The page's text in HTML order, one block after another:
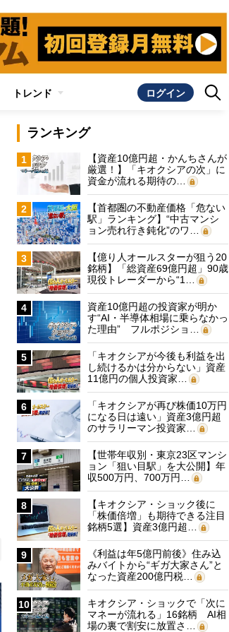
トレンド ログイン
ランキング
1
【資産10億円超・かんちさんが
厳選！】「キオクシアの次」に
資金が流れる期待の…
2
【首都圏の不動産価格「危ない
駅」ランキング】“中古マンシ
ョン売れ行き鈍化”のワ…
3
【億り人オールスターが狙う20
銘柄】「総資産69億円超」90歳
現役トレーダーから“1…
4
資産10億円超の投資家が明か
す“AI・半導体相場に乗らなかっ
た理由” フルポジショ…
5
「キオクシアが今後も利益を出
し続けるかは分からない」資産
11億円の個人投資家…
6
「キオクシアが再び株価10万円
になる日は遠い」資産3億円超
のサラリーマン投資家…
7
【世帯年収別・東京23区マンシ
ョン「狙い目駅」を大公開】年
収500万円、700万円…
8
【キオクシア・ショック後に
「株価倍増」も期待できる注目
銘柄5選】資産3億円超…
9
《利益は年5億円前後》住み込
みバイトから“ギガ大家さん”と
なった資産200億円税…
10
キオクシア・ショックで「次に
マネーが流れる」16銘柄 AI相
場の裏で割安に放置さ…